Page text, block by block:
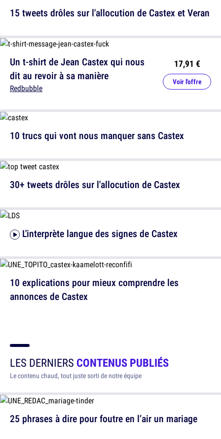
Un t-shirt de Jean Castex qui nous
dit au revoir à sa manière
Redbubble
17,91 €
Voir l'offre
30+ tweets drôles sur l'allocution de Castex
15 tweets drôles sur l'allocution de Castex et Veran
10 trucs qui vont nous manquer sans Castex
L'interprète langue des signes de Castex
10 explications pour mieux comprendre les
annonces de Castex
LES DERNIERS CONTENUS PUBLIÉS
Le contenu chaud, tout juste sorti de notre équipe
25 phrases à dire pour foutre en l’air un mariage